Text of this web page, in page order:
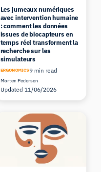
Les jumeaux numériques
avec intervention humaine
: comment les données
issues de biocapteurs en
temps réel transforment la
recherche sur les
simulateurs
ERGONOMICS9 min read
Morten Pedersen
Updated 11/06/2026